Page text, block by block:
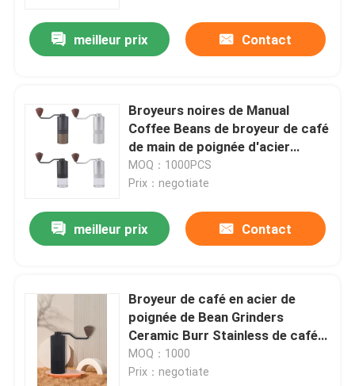
meilleur prix Contact
Broyeurs noires de Manual
Coffee Beans de broyeur de café
de main de poignée d'acier
inoxydable
MOQ：1000PCS
Prix：negotiate
meilleur prix Contact
Broyeur de café en acier de
poignée de Bean Grinders
Ceramic Burr Stainless de café
manuel en verre de pots
MOQ：1000
Prix：negotiate